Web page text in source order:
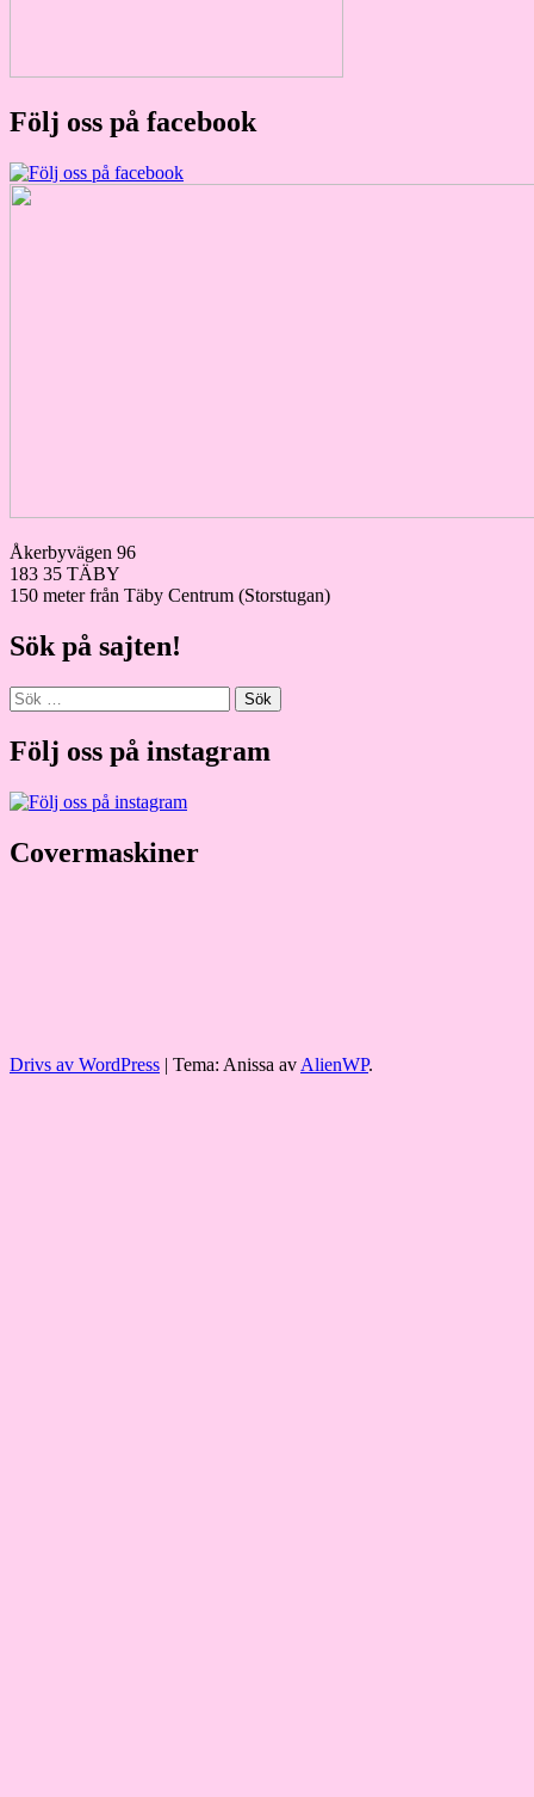
Följ oss på facebook
Åkerbyvägen 96
183 35 TÄBY
150 meter från Täby Centrum (Storstugan)
Sök på sajten!
Sök
efter:
Följ oss på instagram
Covermaskiner
Drivs av WordPress Tema: Anissa avAlienWP.